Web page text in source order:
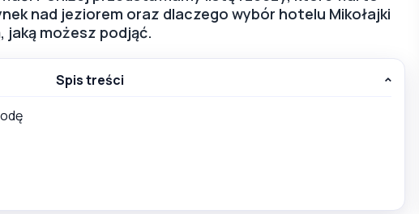
nad jeziorem oraz dlaczego wybór hotelu Mikołajki
jaką możesz podjąć.
Spis treści